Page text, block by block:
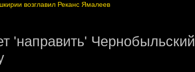
возглавил Реканс Ямалеев
'направить' Чернобыльский